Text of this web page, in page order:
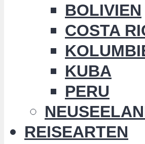
BOLIVIEN
COSTA
KUBA
PERU
REISEARTEN